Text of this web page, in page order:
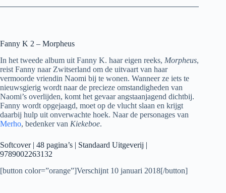
Fanny K 2 – Morpheus
In het tweede album uit Fanny K. haar eigen reeks, Morpheus,
reist Fanny naar Zwitserland om de uitvaart van haar
vermoorde vriendin Naomi bij te wonen. Wanneer ze iets te
nieuwsgierig wordt naar de precieze omstandigheden van
Naomi’s overlijden, komt het gevaar angstaanjagend dichtbij.
Fanny wordt opgejaagd, moet op de vlucht slaan en krijgt
daarbij hulp uit onverwachte hoek. Naar de personages van
Merho, bedenker van Kiekeboe.
Softcover | 48 pagina’s | Standaard Uitgeverij |
9789002263132
[button color=”orange”]Verschijnt 10 januari 2018[/button]